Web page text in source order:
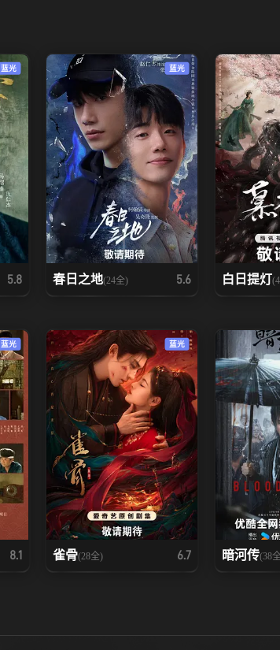
蓝光
5.8
蓝光
春日之地(24全) 5.6 白日提灯
蓝光
8.1
蓝光
雀骨(28全) 6.7 暗河传(38